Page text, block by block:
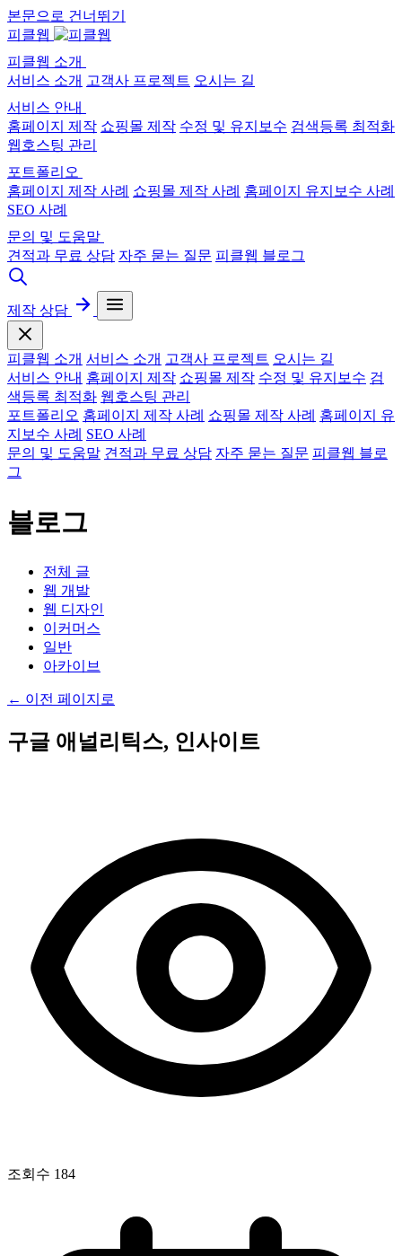
본문으로 건너뛰기
피클웹
피클웹 소개
서비스 소개 고객사 프로젝트 오시는 길
서비스 안내
홈페이지 제작 쇼핑몰 제작 수정 및 유지보수 검색등록 최적화
웹호스팅 관리
포트폴리오
홈페이지 제작 사례 쇼핑몰 제작 사례 홈페이지 유지보수 사례
SEO 사례
문의 및 도움말
견적과 무료 상담 자주 묻는 질문 피클웹 블로그
제작 상담
피클웹 소개 서비스 소개 고객사 프로젝트 오시는 길
서비스 안내 홈페이지 제작 쇼핑몰 제작 수정 및 유지보수 검
색등록 최적화 웹호스팅 관리
포트폴리오 홈페이지 제작 사례 쇼핑몰 제작 사례 홈페이지 유
지보수 사례 SEO 사례
문의 및 도움말 견적과 무료 상담 자주 묻는 질문 피클웹 블로
그
블로그
전체 글
웹 개발
웹 디자인
이커머스
일반
아카이브
← 이전 페이지로
구글 애널리틱스, 인사이트
조회수 184